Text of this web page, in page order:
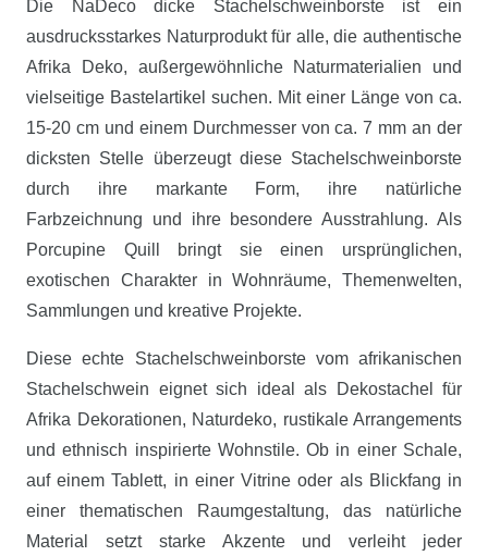
Die NaDeco dicke Stachelschweinborste ist ein
ausdrucksstarkes Naturprodukt für alle, die authentische
Afrika Deko, außergewöhnliche Naturmaterialien und
vielseitige Bastelartikel suchen. Mit einer Länge von ca.
15-20 cm und einem Durchmesser von ca. 7 mm an der
dicksten Stelle überzeugt diese Stachelschweinborste
durch ihre markante Form, ihre natürliche
Farbzeichnung und ihre besondere Ausstrahlung. Als
Porcupine Quill bringt sie einen ursprünglichen,
exotischen Charakter in Wohnräume, Themenwelten,
Sammlungen und kreative Projekte.
Diese echte Stachelschweinborste vom afrikanischen
Stachelschwein eignet sich ideal als Dekostachel für
Afrika Dekorationen, Naturdeko, rustikale Arrangements
und ethnisch inspirierte Wohnstile. Ob in einer Schale,
auf einem Tablett, in einer Vitrine oder als Blickfang in
einer thematischen Raumgestaltung, das natürliche
Material setzt starke Akzente und verleiht jeder